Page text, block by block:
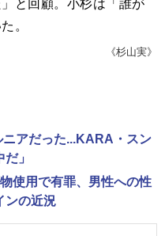
。
《杉山実》
アだった...KARA・スン
」
使用で有罪、男性への性
ンの近況